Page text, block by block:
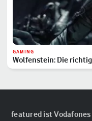
GAMING
Wolfenstein: Die
featured ist